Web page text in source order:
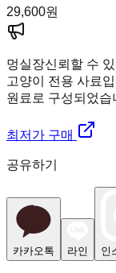
29,600원
멍실장신뢰할 수
고양이 전용 사료
원료로 구성되었습
최저가 구매
공유하기
카카오톡 라인 인